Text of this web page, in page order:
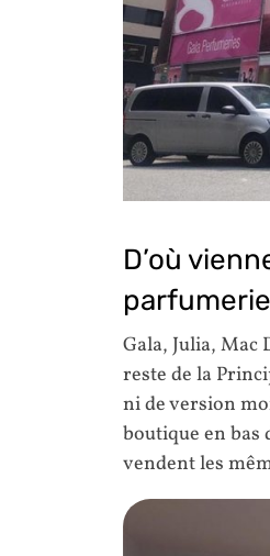
D’où
Gala, Julia, Mac
reste de la
ni de version
boutique en bas
vendent les